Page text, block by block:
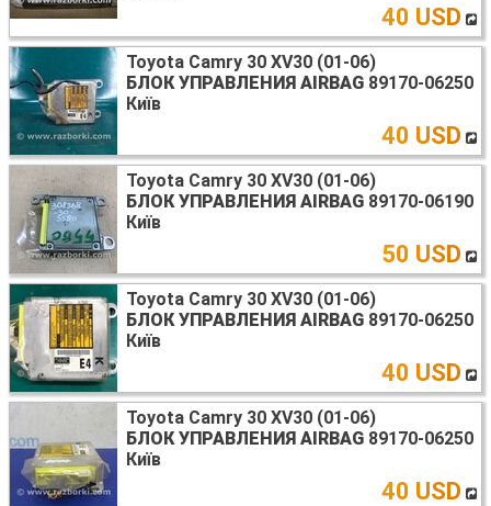
40 USD
Toyota Camry 30 XV30 (01-06)
БЛОК УПРАВЛЕНИЯ AIRBAG 89170-06250
Київ
40 USD
Toyota Camry 30 XV30 (01-06)
БЛОК УПРАВЛЕНИЯ AIRBAG 89170-06190
Київ
50 USD
Toyota Camry 30 XV30 (01-06)
БЛОК УПРАВЛЕНИЯ AIRBAG 89170-06250
Київ
40 USD
Toyota Camry 30 XV30 (01-06)
БЛОК УПРАВЛЕНИЯ AIRBAG 89170-06250
Київ
40 USD